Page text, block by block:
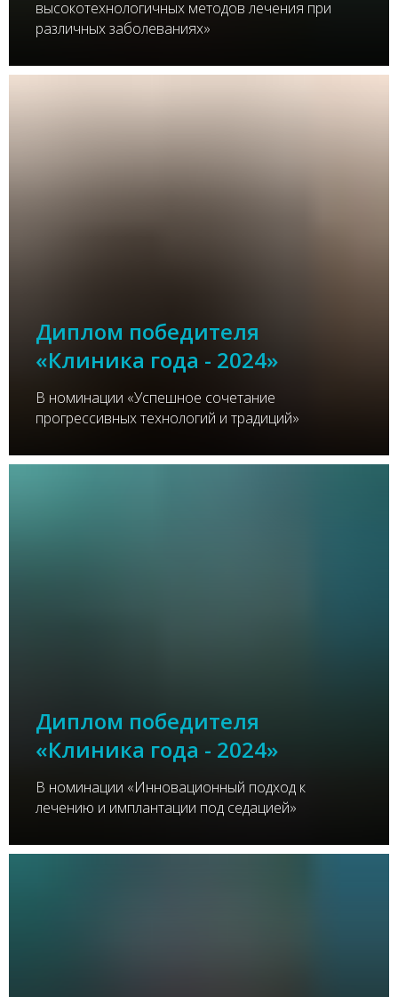
высокотехнологичных методов лечения при
различных заболеваниях»
Диплом победителя
«Клиника года - 2024»
В номинации «Успешное сочетание
прогрессивных технологий и традиций»
Диплом победителя
«Клиника года - 2024»
В номинации «Инновационный подход к
лечению и имплантации под седацией»